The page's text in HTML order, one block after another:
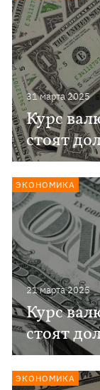
31 марта 2025
Курс
стоят
21 марта 2025
Курс
стоят
ЭКОНОМИКА
ЭКОНОМИКА